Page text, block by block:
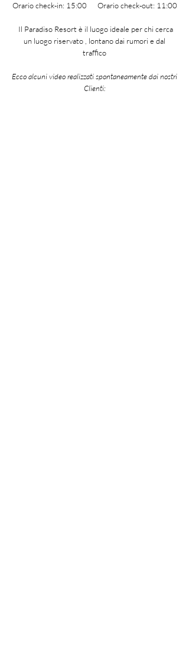
Orario check-in: 15:00 Orario check-out: 11:00
Il Paradiso Resort è il luogo ideale per chi cerca
un luogo riservato , lontano dai rumori e dal
traffico
Ecco alcuni video realizzati spontaneamente dai nostri
Clienti: